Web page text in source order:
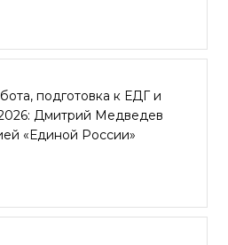
подготовка к ЕДГ и
Дмитрий Медведев
«Единой России»